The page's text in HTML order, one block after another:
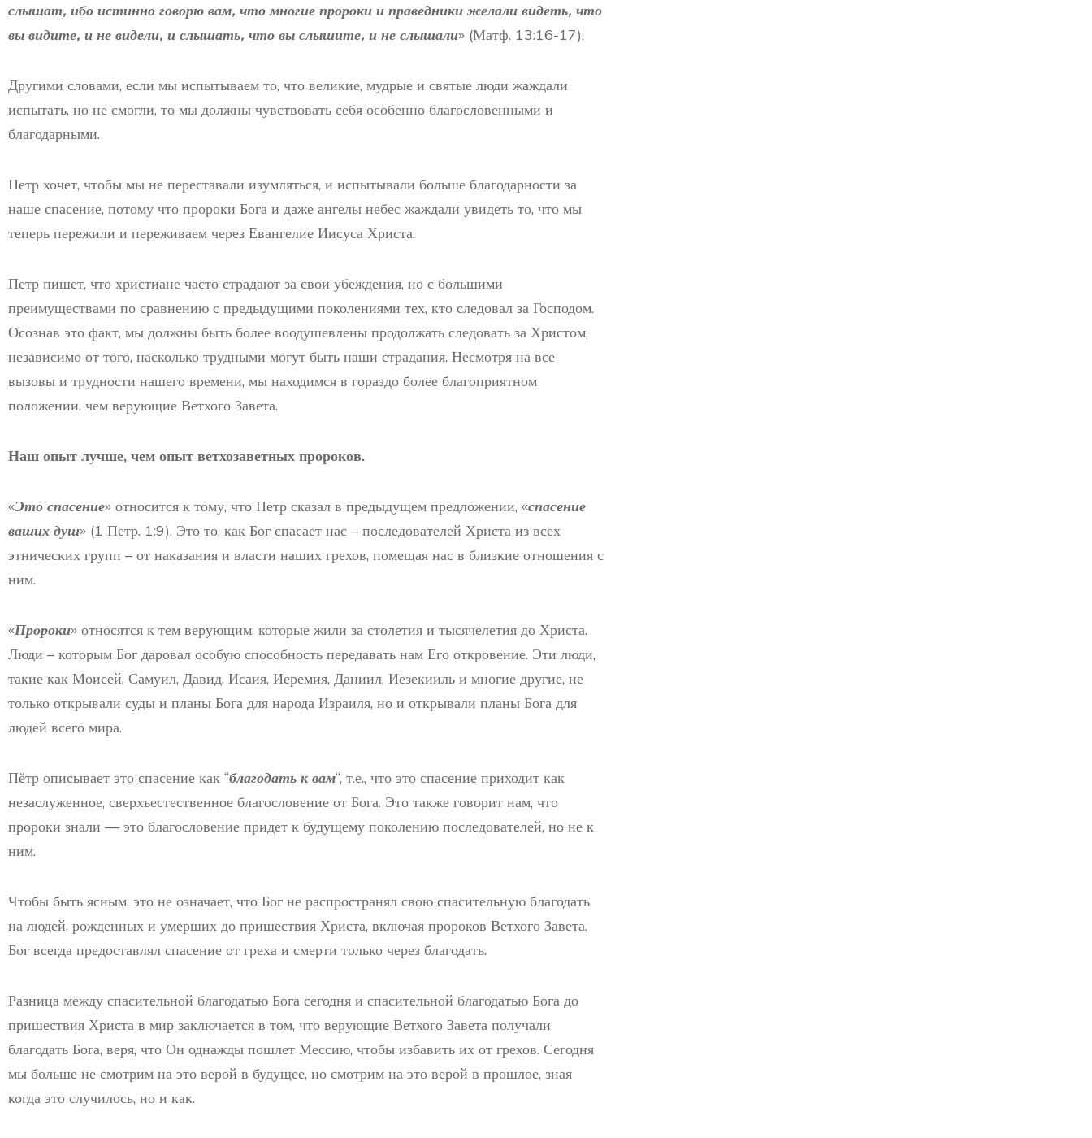
слышат, ибо истинно говорю вам, что многие пророки и праведники желали видеть, что
вы видите, и не видели, и слышать, что вы слышите, и не слышали» (Матф. 13:16-17).
Другими словами, если мы испытываем то, что великие, мудрые и святые люди жаждали
испытать, но не смогли, то мы должны чувствовать себя особенно благословенными и
благодарными.
Петр хочет, чтобы мы не переставали изумляться, и испытывали больше благодарности за
наше спасение, потому что пророки Бога и даже ангелы небес жаждали увидеть то, что мы
теперь пережили и переживаем через Евангелие Иисуса Христа.
Петр пишет, что христиане часто страдают за свои убеждения, но с большими
преимуществами по сравнению с предыдущими поколениями тех, кто следовал за Господом.
Осознав это факт, мы должны быть более воодушевлены продолжать следовать за Христом,
независимо от того, насколько трудными могут быть наши страдания. Несмотря на все
вызовы и трудности нашего времени, мы находимся в гораздо более благоприятном
положении, чем верующие Ветхого Завета.
Наш опыт лучше, чем опыт ветхозаветных пророков.
«Это спасение» относится к тому, что Петр сказал в предыдущем предложении, «спасение
ваших душ» (1 Петр. 1:9). Это то, как Бог спасает нас – последователей Христа из всех
этнических групп – от наказания и власти наших грехов, помещая нас в близкие отношения с
ним.
«Пророки» относятся к тем верующим, которые жили за столетия и тысячелетия до Христа.
Люди – которым Бог даровал особую способность передавать нам Его откровение. Эти люди,
такие как Моисей, Самуил, Давид, Исаия, Иеремия, Даниил, Иезекииль и многие другие, не
только открывали суды и планы Бога для народа Израиля, но и открывали планы Бога для
людей всего мира.
Пётр описывает это спасение как “благодать к вам“, т.е., что это спасение приходит как
незаслуженное, сверхъестественное благословение от Бога. Это также говорит нам, что
пророки знали — это благословение придет к будущему поколению последователей, но не к
ним.
Чтобы быть ясным, это не означает, что Бог не распространял свою спасительную благодать
на людей, рожденных и умерших до пришествия Христа, включая пророков Ветхого Завета.
Бог всегда предоставлял спасение от греха и смерти только через благодать.
Разница между спасительной благодатью Бога сегодня и спасительной благодатью Бога до
пришествия Христа в мир заключается в том, что верующие Ветхого Завета получали
благодать Бога, веря, что Он однажды пошлет Мессию, чтобы избавить их от грехов. Сегодня
мы больше не смотрим на это верой в будущее, но смотрим на это верой в прошлое, зная
когда это случилось, но и как.